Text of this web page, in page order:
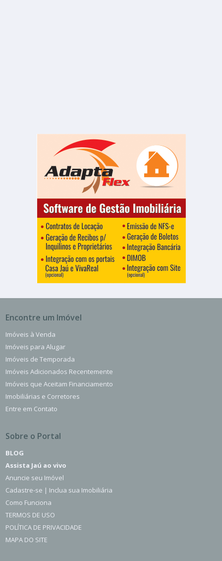
Encontre um Imóvel
Imóveis à Venda
Imóveis para Alugar
Imóveis de Temporada
Imóveis Adicionados Recentemente
Imóveis que Aceitam Financiamento
Imobiliárias e Corretores
Entre em Contato
Sobre o Portal
BLOG
Assista Jaú ao vivo
Anuncie seu Imóvel
Cadastre-se | Inclua sua Imobiliária
Como Funciona
TERMOS DE USO
POLÍTICA DE PRIVACIDADE
MAPA DO SITE